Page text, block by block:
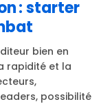
: starter
bien en
rapidité et la
possibilité